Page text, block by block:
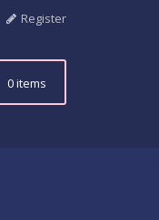
Register
0 items